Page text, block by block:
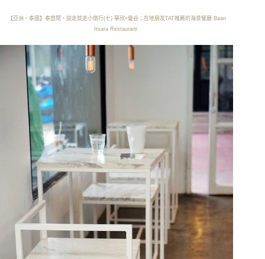
【亞洲，泰國】泰悠閒，說走就走小旅行(七) 華欣+曼谷；在地朋友TAT推薦的海景餐廳 Baan
Itsara Restaurant